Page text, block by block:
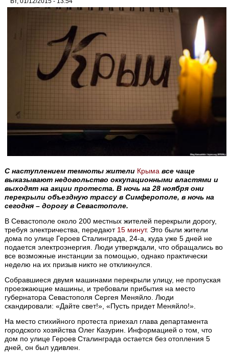
С наступлением темноты жители Крыма все чаще
выказывают недовольство оккупационными властями и
выходят на акции протеста. В ночь на 28 ноября они
перекрыли объездную трассу в Симферополе, в ночь на
сегодня – дорогу в Севастополе.
В Севастополе около 200 местных жителей перекрыли дорогу,
требуя электричества, передают 15 минут. Это были жители
дома по улице Героев Сталинграда, 24-а, куда уже 5 дней не
подается электроэнергия. Люди утверждали, что обращались во
все возможные инстанции за помощью, однако практически
неделю на их призыв никто не откликнулся.
Собравшиеся двумя машинами перекрыли улицу, не пропуская
проезжающие машины, и требовали прибытия на место
губернатора Севастополя Сергея Меняйло. Люди
скандировали: «Дайте свет!», «Пусть придет Меняйло!».
На место стихийного протеста приехал глава департамента
городского хозяйства Олег Казурин. Информацией о том, что
дом по улице Героев Сталинграда остается без отопления 5
дней, он был удивлен.